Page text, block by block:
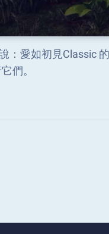
：愛如初見Classic
們。